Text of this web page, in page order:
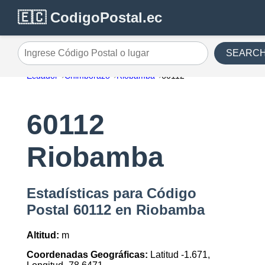
🇪🇨 CodigoPostal.ec
Ingrese Código Postal o lugar
Ecuador Chimborazo Riobamba 60112
60112
Riobamba
Estadísticas para Código
Postal 60112 en Riobamba
Altitud: m
Coordenadas Geográficas: Latitud -1.671,